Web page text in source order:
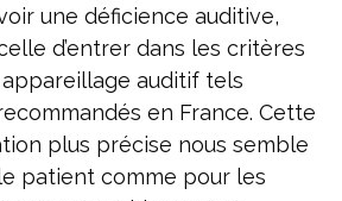
une déficience auditive,
d’entrer dans les critères
appareillage auditif tels
en France. Cette
plus précise nous semble
patient comme pour les